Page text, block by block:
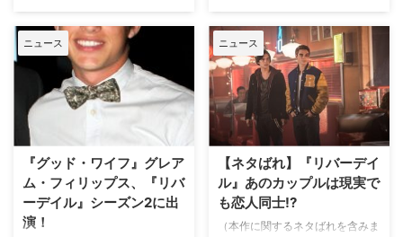
じるリリ・ラインハートが、最近
ピザをオーダーした際に、トラブ
ルに巻き込まれたことを米MTV
のインタビューで告白した。米
Teenvogueが報じている。 【関
連記事】『リバーデイル』のあの
カップルは現実でも恋人同士!? 食
ケ中のケータ…
じるリリ・ラインハートが、プラ
イバシーを侵害するような態度を
取ったファンに苦言を呈している
ことが明らかとなった。英Digital
Spyが報じている。 9月4日
（月）、あるファンに向けてリリ
が、「まるで私たちのことを知っ
て"他人"に肩に…
ニュース
『グッド・ワイフ』グレア
ム・フィリップス、『リバ
ーデイル』シーズン2に出
演！
ニュース
【ネタばれ】『リバーデイ
ル』あのカップルは現実で
も恋人同士!?
（本作に関するネタばれを含みま